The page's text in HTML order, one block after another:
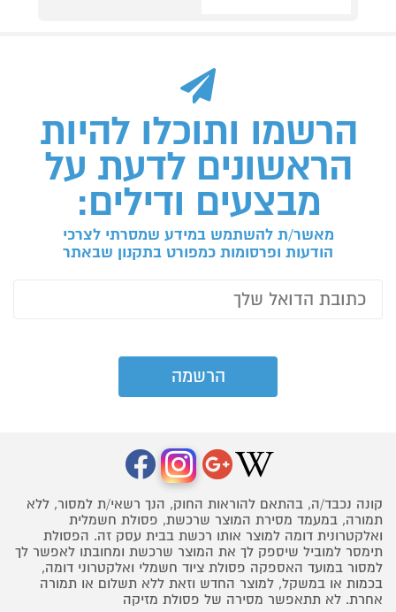
הרשמו ותוכלו להיות
הראשונים לדעת על
מבצעים ודילים:
מאשר/ת להשתמש במידע שמסרתי לצרכי
הודעות ופרסומות כמפורט בתקנון שבאתר
קונה נכבד/ה, בהתאם להוראות החוק, הנך רשאי/ת למסור, ללא
תמורה, במעמד מסירת המוצר שרכשת, פסולת חשמלית
ואלקטרונית דומה למוצר אותו רכשת בבית עסק זה. הפסולת
תימסר למוביל שיספק לך את המוצר שרכשת ומחובתו לאפשר לך
למסור במועד האספקה פסולת ציוד חשמלי ואלקטרוני דומה,
בכמות או במשקל, למוצר החדש וזאת ללא תשלום או תמורה
אחרת. לא תתאפשר מסירה של פסולת מזיקה